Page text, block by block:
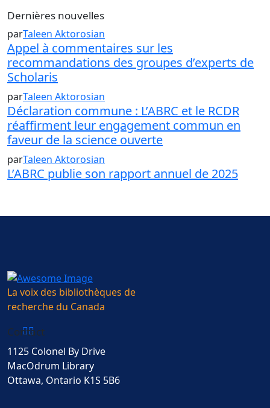
Dernières nouvelles
parTaleen Aktorosian
Appel à commentaires sur les
recommandations des groupes d’experts de
Scholaris
parTaleen Aktorosian
Déclaration commune : L’ABRC et le RCDR
réaffirment leur engagement commun en
faveur de la science ouverte
parTaleen Aktorosian
L’ABRC publie son rapport annuel de 2025
La voix des bibliothèques de
recherche du Canada
Contact
1125 Colonel By Drive
MacOdrum Library
Ottawa, Ontario K1S 5B6